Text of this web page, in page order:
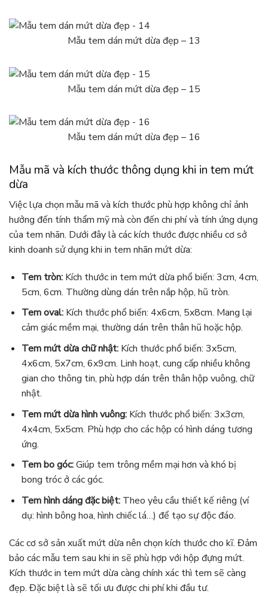
Mẫu tem dán mứt dừa đẹp – 13
Mẫu tem dán mứt dừa đẹp – 15
Mẫu tem dán mứt dừa đẹp – 16
Mẫu mã và kích thước thông dụng khi in tem mứt
dừa
Việc lựa chọn mẫu mã và kích thước phù hợp không chỉ ảnh
hưởng đến tính thẩm mỹ mà còn đến chi phí và tính ứng dụng
của tem nhãn. Dưới đây là các kích thước được nhiều cơ sở
kinh doanh sử dụng khi in tem nhãn mứt dừa:
Tem tròn: Kích thước in tem mứt dừa phổ biến: 3cm, 4cm,
5cm, 6cm. Thường dùng dán trên nắp hộp, hũ tròn.
Tem oval: Kích thước phổ biến: 4x6cm, 5x8cm. Mang lại
cảm giác mềm mại, thường dán trên thân hũ hoặc hộp.
Tem mứt dừa chữ nhật: Kích thước phổ biến: 3x5cm,
4x6cm, 5x7cm, 6x9cm. Linh hoạt, cung cấp nhiều không
gian cho thông tin, phù hợp dán trên thân hộp vuông, chữ
nhật.
Tem mứt dừa hình vuông: Kích thước phổ biến: 3x3cm,
4x4cm, 5x5cm. Phù hợp cho các hộp có hình dáng tương
ứng.
Tem bo góc:Giúp tem trông mềm mại hơn và khó bị
bong tróc ở các góc.
Tem hình dáng đặc biệt: Theo yêu cầu thiết kế riêng (ví
dụ: hình bông hoa, hình chiếc lá…) để tạo sự độc đáo.
Các cơ sở sản xuất mứt dừa nên chọn kích thước cho kĩ. Đảm
bảo các mẫu tem sau khi in sẽ phù hợp với hộp đựng mứt.
Kích thước in tem mứt dừa càng chính xác thì tem sẽ càng
đẹp. Đặc biệt là sẽ tối ưu được chi phí khi đầu tư.